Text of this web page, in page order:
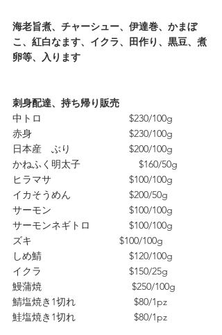
海老旨煮、チャーシュー、伊達巻、かまぼ
こ、紅白なます、イクラ、田作り、黒豆、煮
卵等、入ります
刺身配達、持ち帰り販売
中トロ　　　　　　　　　$230/100g
赤身　　　　　　　　　　$230/100g
日本産　ぶり　　　　　　$200/100g
かねふく明太子　　　　　　$160/50g
ヒラマサ　　　　　　　　$100/100g
イカそうめん　　　　　　$200/50g
サーモン　　　　　　　　$100/100g
サーモンネギトロ　　　　$100/100g
ズキ　　　　　　　　　$100/100g
しめ鯖　　　　　　　　　$120/100g
イクラ　　　　　　　　　$150/25g
鰻蒲焼　　　　　　　　　 $250/100g
鯖塩焼き1切れ　　　　　　$80/1pz
鮭塩焼き1切れ　　　　　　$80/1pz